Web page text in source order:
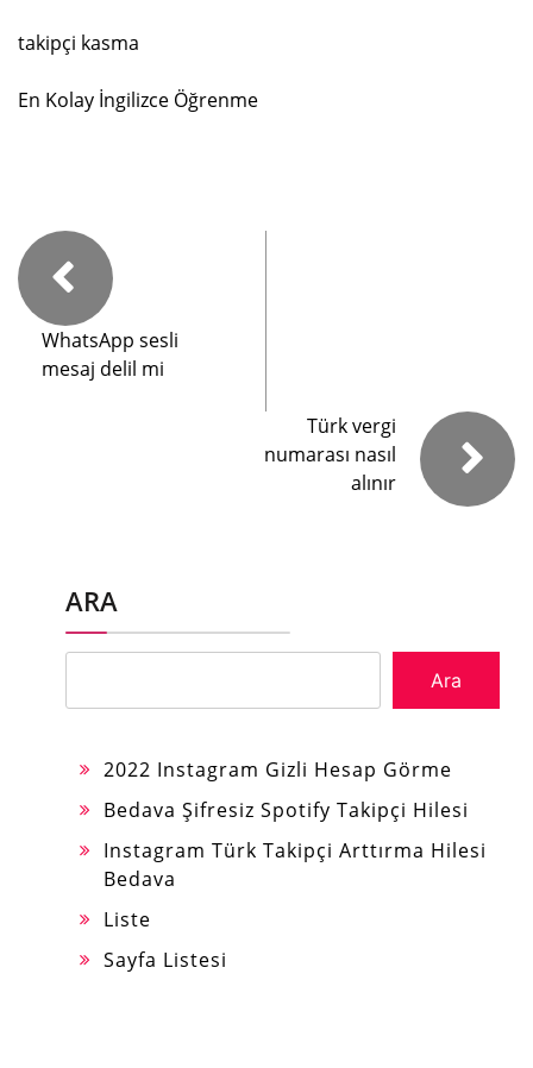
takipçi kasma
En Kolay İngilizce Öğrenme
WhatsApp sesli
mesaj delil mi
Türk vergi
numarası nasıl
alınır
ARA
Ara
2022 Instagram Gizli Hesap Görme
Bedava Şifresiz Spotify Takipçi Hilesi
Instagram Türk Takipçi Arttırma Hilesi
Bedava
Liste
Sayfa Listesi